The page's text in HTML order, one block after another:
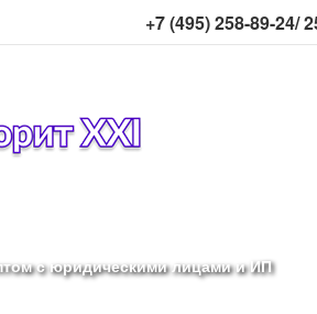
+7 (495) 258-89-24/
с юридическими лицами и ИП